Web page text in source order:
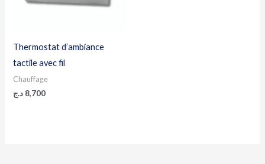
Thermostat d’ambiance
tactile avec fil
Chauffage
8,700 د.ج